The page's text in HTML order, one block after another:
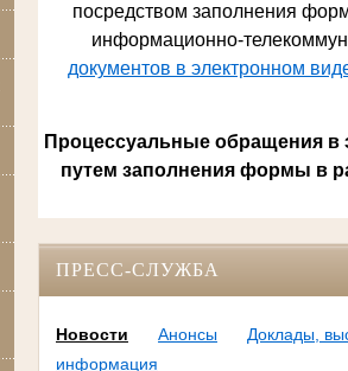
посредством заполнения
информационно-
документов в электронном
Процессуальные обращения в
путем заполнения формы в
ПРЕСС-СЛУЖБА
Новости Анонсы Доклады,
информация